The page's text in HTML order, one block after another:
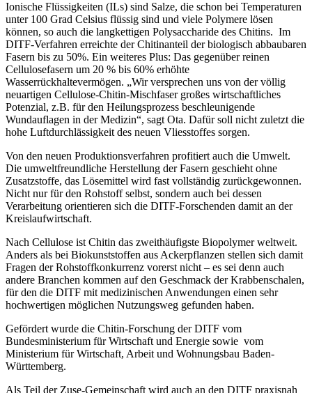
Ionische Flüssigkeiten (ILs) sind Salze, die schon bei Temperaturen
unter 100 Grad Celsius flüssig sind und viele Polymere lösen
können, so auch die langkettigen Polysaccharide des Chitins. Im
DITF-Verfahren erreichte der Chitinanteil der biologisch abbaubaren
Fasern bis zu 50%. Ein weiteres Plus: Das gegenüber reinen
Cellulosefasern um 20 % bis 60% erhöhte
Wasserrückhaltevermögen. „Wir versprechen uns von der völlig
neuartigen Cellulose-Chitin-Mischfaser großes wirtschaftliches
Potenzial, z.B. für den Heilungsprozess beschleunigende
Wundauflagen in der Medizin“, sagt Ota. Dafür soll nicht zuletzt die
hohe Luftdurchlässigkeit des neuen Vliesstoffes sorgen.
Von den neuen Produktionsverfahren profitiert auch die Umwelt.
Die umweltfreundliche Herstellung der Fasern geschieht ohne
Zusatzstoffe, das Lösemittel wird fast vollständig zurückgewonnen.
Nicht nur für den Rohstoff selbst, sondern auch bei dessen
Verarbeitung orientieren sich die DITF-Forschenden damit an der
Kreislaufwirtschaft.
Nach Cellulose ist Chitin das zweithäufigste Biopolymer weltweit.
Anders als bei Biokunststoffen aus Ackerpflanzen stellen sich damit
Fragen der Rohstoffkonkurrenz vorerst nicht – es sei denn auch
andere Branchen kommen auf den Geschmack der Krabbenschalen,
für den die DITF mit medizinischen Anwendungen einen sehr
hochwertigen möglichen Nutzungsweg gefunden haben.
Gefördert wurde die Chitin-Forschung der DITF vom
Bundesministerium für Wirtschaft und Energie sowie vom
Ministerium für Wirtschaft, Arbeit und Wohnungsbau Baden-
Württemberg.
Als Teil der Zuse-Gemeinschaft wird auch an den DITF praxisnah